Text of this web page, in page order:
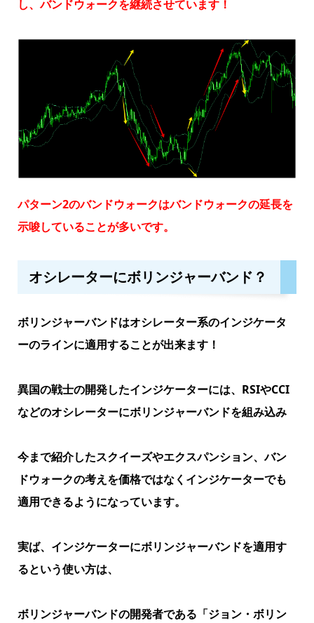
し、バンドウォークを継続させています！
パターン2のバンドウォークはバンドウォークの延長を
示唆していることが多いです。
オシレーターにボリンジャーバンド？
ボリンジャーバンドはオシレーター系のインジケータ
ーのラインに適用することが出来ます！
異国の戦士の開発したインジケーターには、RSIやCCI
などのオシレーターにボリンジャーバンドを組み込み
今まで紹介したスクイーズやエクスパンション、バン
ドウォークの考えを価格ではなくインジケーターでも
適用できるようになっています。
実ば、インジケーターにボリンジャーバンドを適用す
るという使い方は、
ボリンジャーバンドの開発者である「ジョン・ボリン